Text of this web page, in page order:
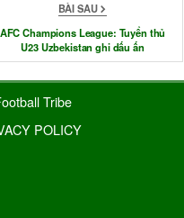
BÀI SAU
AFC Champions League: Tuyển thủ
U23 Uzbekistan ghi dấu ấn
Tribe
POLICY